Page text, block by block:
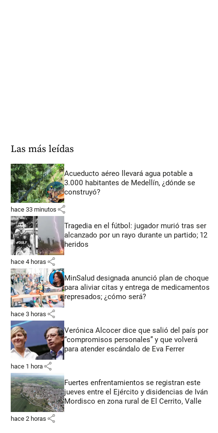
Las más leídas
Acueducto aéreo llevará agua potable a
3.000 habitantes de Medellín, ¿dónde se
construyó?
hace 33 minutos share
Tragedia en el fútbol: jugador murió tras ser
alcanzado por un rayo durante un partido; 12
heridos
hace 4 horas share
MinSalud designada anunció plan de choque
para aliviar citas y entrega de medicamentos
represados; ¿cómo será?
hace 3 horas share
Verónica Alcocer dice que salió del país por
“compromisos personales” y que volverá
para atender escándalo de Eva Ferrer
hace 1 hora share
Fuertes enfrentamientos se registran este
jueves entre el Ejército y disidencias de Iván
Mordisco en zona rural de El Cerrito, Valle
hace 2 horas share